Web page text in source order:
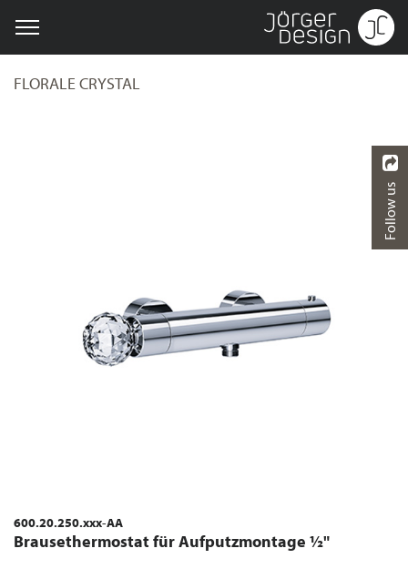
FLORALE CRYSTAL
600.20.250.xxx-AA
Brausethermostat für Aufputzmontage ½"
Follow us